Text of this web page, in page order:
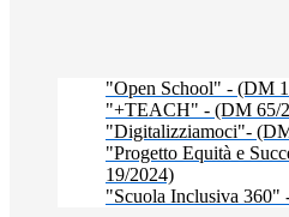
"Open School" - (DM
"+TEACH" - (DM 65/
"Digitalizziamoci"-
"Progetto Equità e
19/2024)
"Scuola Inclusiva 360"